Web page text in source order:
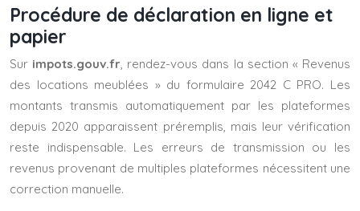
Procédure de déclaration en ligne et
papier
Sur impots.gouv.fr, rendez-vous dans la section « Revenus
des locations meublées » du formulaire 2042 C PRO. Les
montants transmis automatiquement par les plateformes
depuis 2020 apparaissent préremplis, mais leur vérification
reste indispensable. Les erreurs de transmission ou les
revenus provenant de multiples plateformes nécessitent une
correction manuelle.